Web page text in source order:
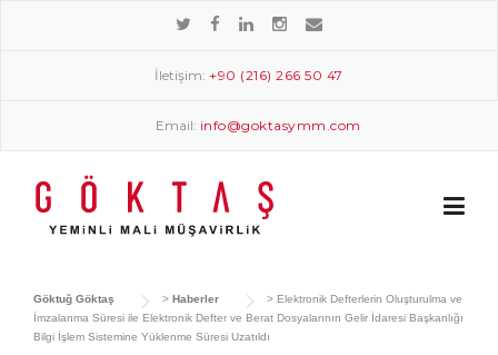
İletişim: +90 (216) 266 50 47
Email: info@goktasymm.com
Göktuğ Göktaş > Haberler > Elektronik Defterlerin Oluşturulma ve
İmzalanma Süresi ile Elektronik Defter ve Berat Dosyalarının Gelir İdaresi Başkanlığı
Bilgi İşlem Sistemine Yüklenme Süresi Uzatıldı